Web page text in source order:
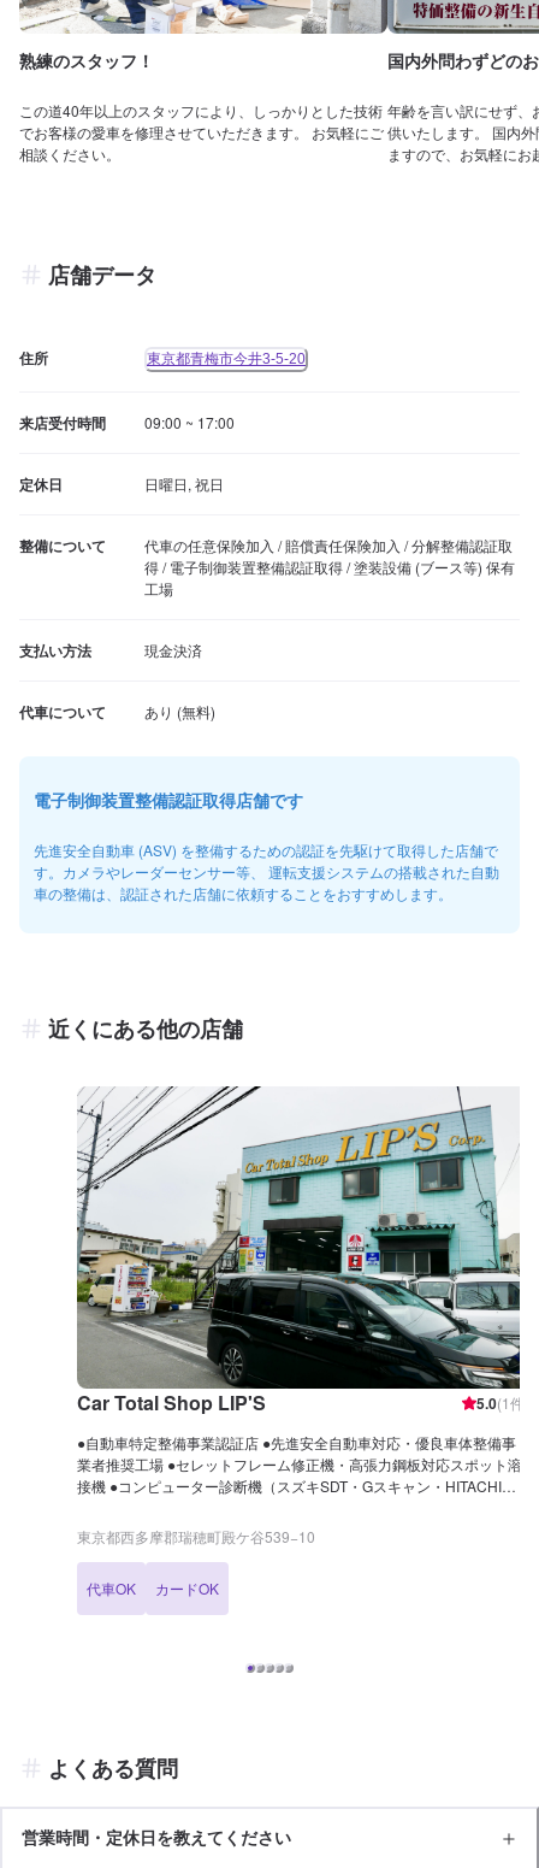
熟練のスタッフ！
この道40年以上のスタッフにより、しっかりとした技術
でお客様の愛車を修理させていただきます。 お気軽にご
相談ください。
国内外問わずどの
年齢を言い訳にせず、
供いたします。 国内
ますので、お気軽にお
店舗データ
住所 東京都青梅市今井3-5-20
来店受付時間 09:00 ~ 17:00
定休日 日曜日, 祝日
整備について
代車の任意保険加入 / 賠償責任保険加入 / 分解整備認証取
得 / 電子制御装置整備認証取得 / 塗装設備 (ブース等) 保有
工場
支払い方法 現金決済
代車について
電子制御装置整備認証取得店舗です
先進安全自動車 (ASV) を整備するための認証を先駆けて取得した店舗で
す。カメラやレーダーセンサー等、 運転支援システムの搭載された自動
車の整備は、認証された店舗に依頼することをおすすめします。
近くにある他の店舗
Car Total Shop LIP'S 5.0(1件)
●自動車特定整備事業認証店 ●先進安全自動車対応・優良車体整備事
業者推奨工場 ●セレットフレーム修正機・高張力鋼板対応スポット溶
接機 ●コンピューター診断機（スズキSDT・Gスキャン・HITACHI） ●
東京都西多摩郡瑞穂町殿ケ谷539−10
代車OK カードOK
よくある質問
営業時間・定休日を教えてください